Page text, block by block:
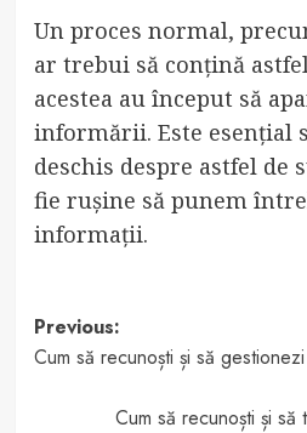
Un proces normal,
ar trebui să conțină
acestea au început să
informării. Este esențial
deschis despre astfel de
fie rușine să punem
informații.
Post
navigation
Previous:
Cum să recunoști și să
Cum să recunoști și